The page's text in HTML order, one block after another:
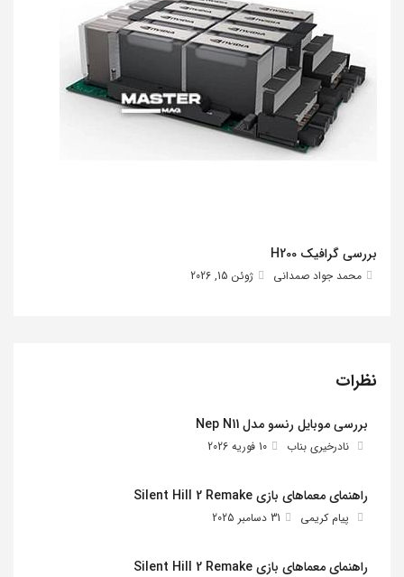
بررسی گرافیک H200
محمد جواد صمدانی ژوئن 15, 2026
نظرات
بررسی موبایل رنسو مدل Nep N11
نادرخیری بناب 10 فوریه 2026
راهنمای معماهای بازی Silent Hill 2 Remake
پیام کریمی 31 دسامبر 2025
راهنمای معماهای بازی Silent Hill 2 Remake